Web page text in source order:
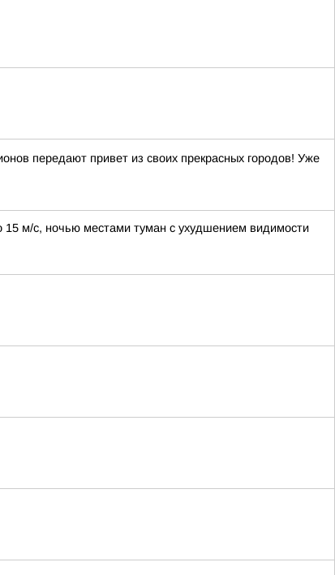
передают привет из своих прекрасных городов! Уже
15 м/с, ночью местами туман с ухудшением видимости